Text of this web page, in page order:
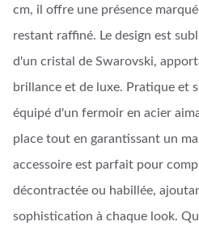
cm, il offre une présence
restant raffiné. Le design est
d'un cristal de Swarovski,
brillance et de luxe. Pratique et
équipé d'un fermoir en acier
place tout en garantissant un
accessoire est parfait pour
décontractée ou habillée,
sophistication à chaque look.